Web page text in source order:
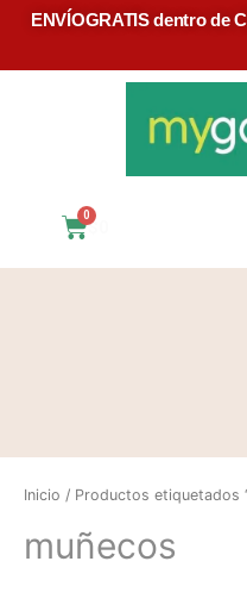
ENVÍOGRATIS dentro de
$
Inicio / Productos etiquetados
muñecos